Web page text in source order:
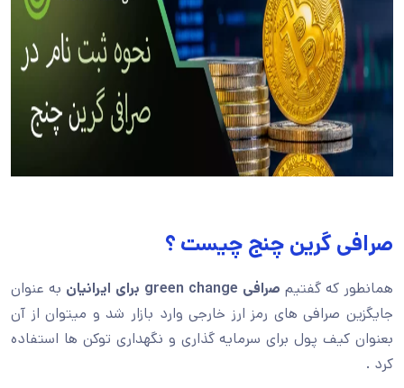
صرافی گرین چنج چیست ؟
همانطور که گفتیم صرافی green change برای ایرانیان به عنوان
جایگزین صرافی های رمز ارز خارجی وارد بازار شد و میتوان از آن
بعنوان کیف پول برای سرمایه گذاری و نگهداری توکن ها استفاده
کرد .